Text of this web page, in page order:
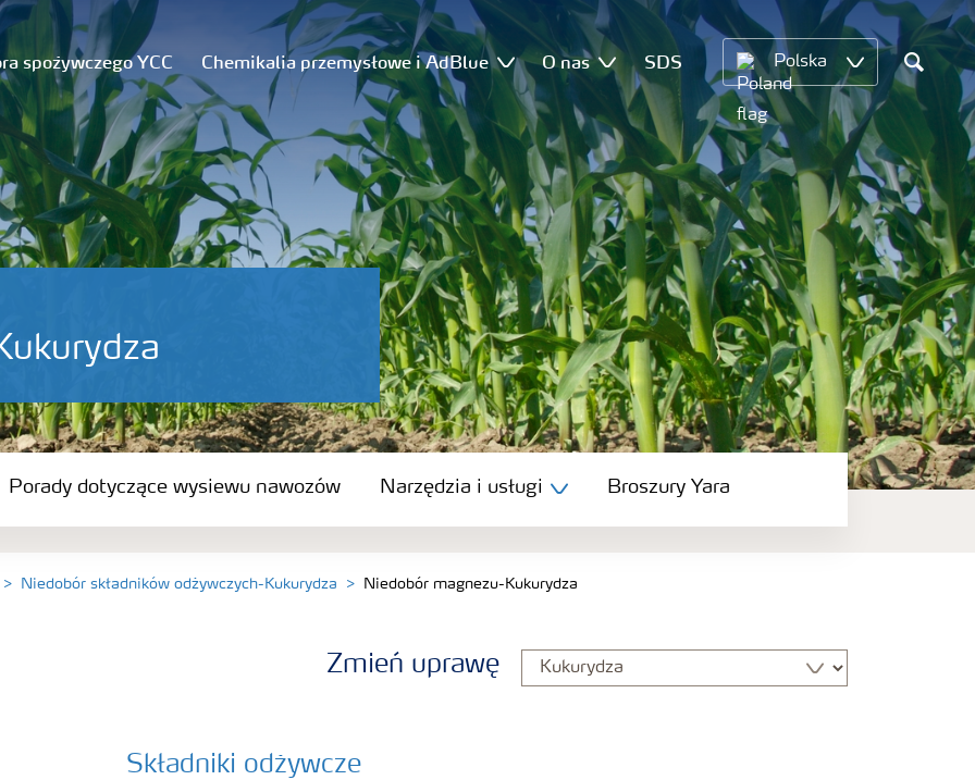
spożywczego YCC Chemikalia przemysłowe i AdBlue O nas SDS Polska
Search
Porady dotyczące wysiewu nawozów Narzędzia i usługi Broszury Yara
Niedobór składników odżywczych-Kukurydza Niedobór magnezu-Kukurydza
Zmień uprawę
Składniki odżywcze